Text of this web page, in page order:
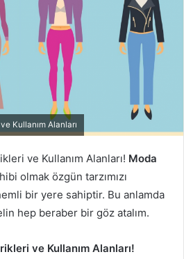
Kullanım Alanları
ve Kullanım Alanları! Moda
olmak özgün tarzımızı
bir yere sahiptir. Bu anlamda
hep beraber bir göz atalım.
ve Kullanım Alanları!